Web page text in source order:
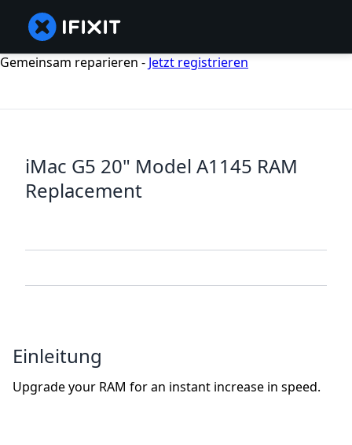
Gemeinsam reparieren - Jetzt registrieren
iMac G5 20" Model A1145 RAM
Replacement
Einleitung
Upgrade your RAM for an instant increase in speed.